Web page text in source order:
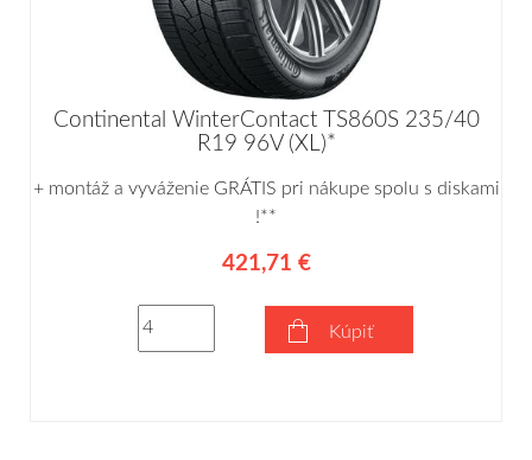
Continental WinterContact TS860S 235/40
R19 96V (XL)*
+ montáž a vyváženie GRÁTIS pri nákupe spolu s diskami
!**
421,71 €
Kúpiť